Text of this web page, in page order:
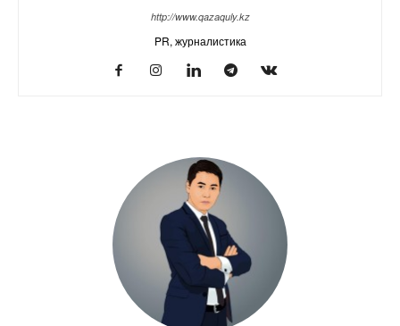
http://www.qazaquly.kz
PR, журналистика